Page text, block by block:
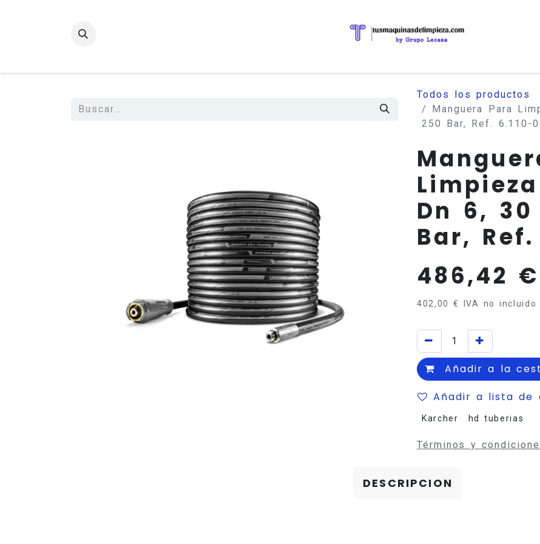
Todos los productos
Manguera Para
250 Bar, Ref. 6.110-
Dn 6,
Bar,
486,42 €
402,00 € IVA no incluido
Añadir a la
Añadir a lista de
Karcher hd tuberias
Términos y
DESCRIPCION